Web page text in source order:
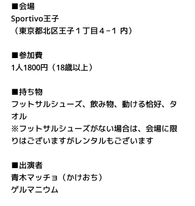
■会場
Sportivo王子
（東京都北区王子１丁目４−１ 内）
■参加費
1人1800円（18歳以上）
■持ち物
フットサルシューズ、飲み物、動ける恰好、タ
オル
※フットサルシューズがない場合は、会場に限
りはございますがレンタルもございます
■出演者
青木マッチョ（かけおち）
ゲルマニウム